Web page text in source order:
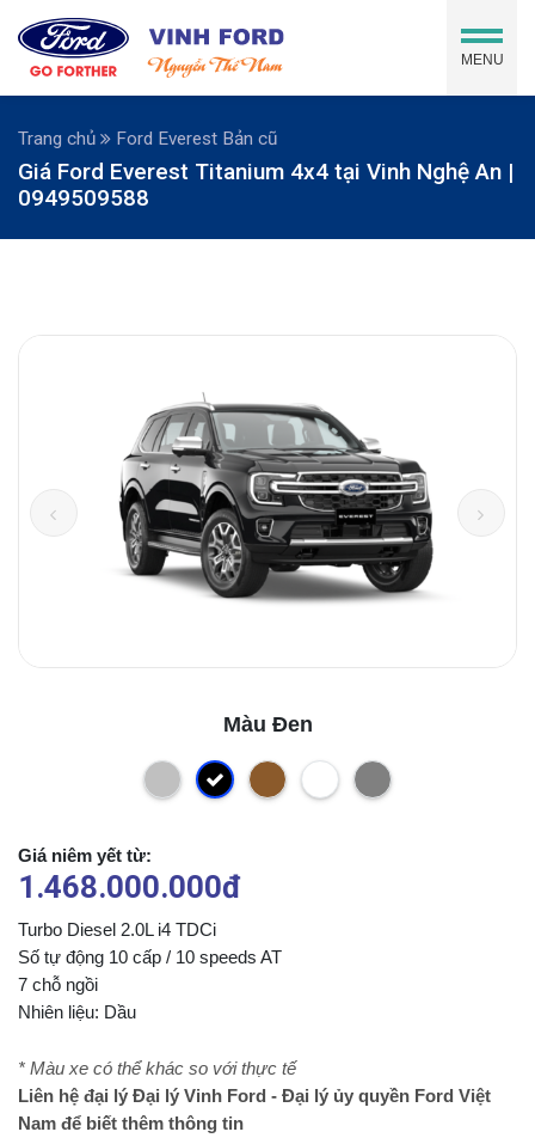
MENU
Trang chủ Ford Everest Bản cũ
Giá Ford Everest Titanium 4x4 tại Vinh Nghệ An |
0949509588
Màu Đen
Giá niêm yết từ:
1.468.000.000đ
Turbo Diesel 2.0L i4 TDCi
Số tự động 10 cấp / 10 speeds AT
7 chỗ ngồi
Nhiên liệu: Dầu
* Màu xe có thể khác so với thực tế
Liên hệ đại lý Đại lý Vinh Ford - Đại lý ủy quyền Ford Việt
Nam để biết thêm thông tin